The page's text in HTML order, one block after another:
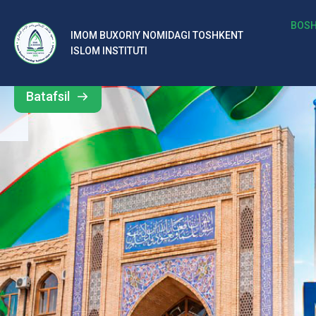
IMOM BUXORIY NOMIDAGI TOSHKENT
ISLOM INSTITUTI
b
al
ar
o‘
rt
a
si
d
Barcha
yangiliklar
Batafsil